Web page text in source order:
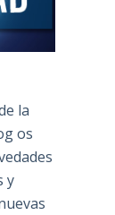
la
os
y